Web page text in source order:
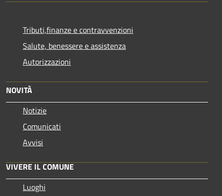
Tributi,finanze e contravvenzioni
Salute, benessere e assistenza
Autorizzazioni
NOVITÀ
Notizie
Comunicati
Avvisi
VIVERE IL COMUNE
Luoghi